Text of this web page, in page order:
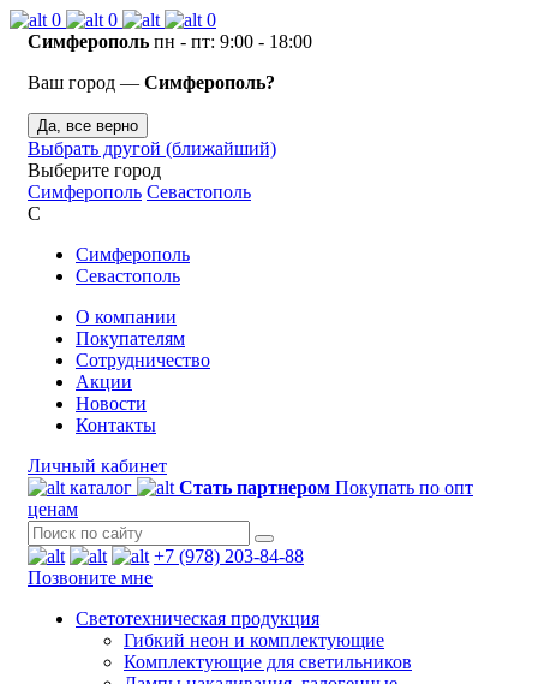
0 0
0
Симферополь пн - пт: 9:00 - 18:00
Ваш город — Симферополь?
Да, все верно
Выбрать другой (ближайший)
Выберите город
Симферополь Севастополь
С
Симферополь
Севастополь
О компании
Покупателям
Сотрудничество
Акции
Новости
Контакты
Личный кабинет
каталог
Стать партнером Покупать по опт
ценам
+7 (978) 203-84-88
Позвоните мне
Светотехническая продукция
Гибкий неон и комплектующие
Комплектующие для светильников